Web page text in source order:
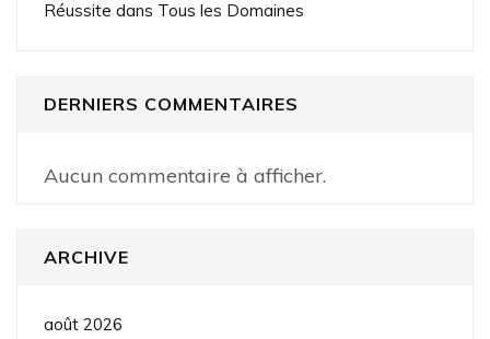
Réussite dans Tous les Domaines
DERNIERS COMMENTAIRES
Aucun commentaire à afficher.
ARCHIVE
août 2026